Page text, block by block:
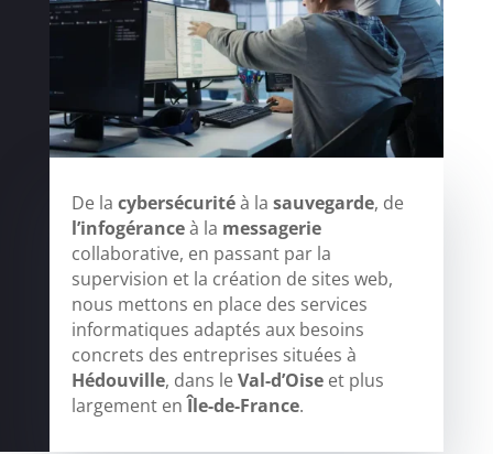
De la cybersécuritéà la sauvegarde, de
l’infogéranceà la messagerie
collaborative, en passant par la
supervision et la création de sites web,
nous mettons en place des services
informatiques adaptés aux besoins
concrets des entreprises situées à
Hédouville, dans leVal-d’Oiseet plus
largement enÎle-de-France.